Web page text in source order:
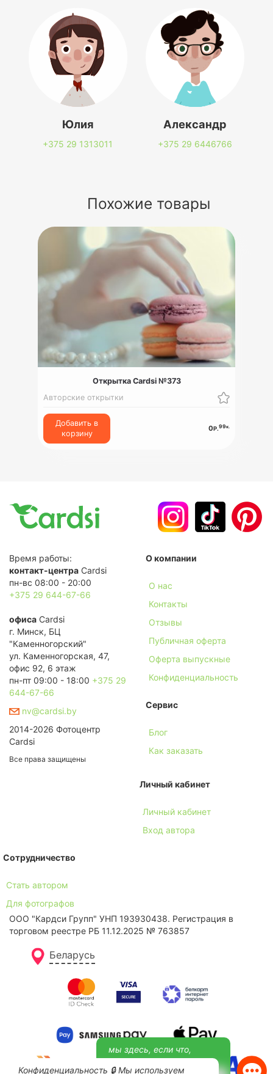
Юлия
+375 29 1313011
Александр
+375 29 6446766
Похожие товары
Открытка Cardsi №373
Авторские открытки
Добавить в
корзину
0Р.99к.
Конфиденциальность 🔒 Мы используем
Время работы:
контакт-центра Cardsi
пн-вс 08:00 - 20:00
+375 29 644-67-66
офиса Cardsi
г. Минск, БЦ
"Каменногорский"
ул. Каменногорская, 47,
офис 92, 6 этаж
пн-пт 09:00 - 18:00 +375 29
644-67-66
nv@cardsi.by
2014-2026 Фотоцентр
Cardsi
Все права защищены
О компании
О нас
Контакты
Отзывы
Публичная оферта
Оферта выпускные
Конфиденциальность
Сервис
Блог
Как заказать
Личный кабинет
Личный кабинет
Вход автора
Сотрудничество
Стать автором
Для фотографов
ООО "Кардси Групп" УНП 193930438. Региcтрация в
торговом реестре РБ 11.12.2025 № 763857
Беларусь